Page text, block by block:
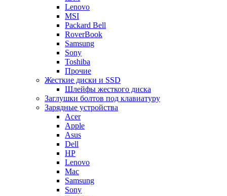
Lenovo
MSI
Packard Bell
RoverBook
Samsung
Sony
Toshiba
Прочие
Жесткие диски и SSD
Шлейфы жесткого диска
Заглушки болтов под клавиатуру
Зарядные устройства
Acer
Apple
Asus
Dell
HP
Lenovo
Mac
Samsung
Sony